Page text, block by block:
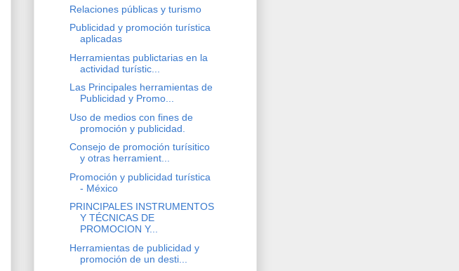
Relaciones públicas y turismo
Publicidad y promoción turística
aplicadas
Herramientas publictarias en la
actividad turístic...
Las Principales herramientas de
Publicidad y Promo...
Uso de medios con fines de
promoción y publicidad.
Consejo de promoción turísitico
y otras herramient...
Promoción y publicidad turística
- México
PRINCIPALES INSTRUMENTOS
Y TÉCNICAS DE
PROMOCION Y...
Herramientas de publicidad y
promoción de un desti...